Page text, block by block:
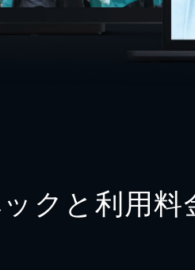
クと利用料